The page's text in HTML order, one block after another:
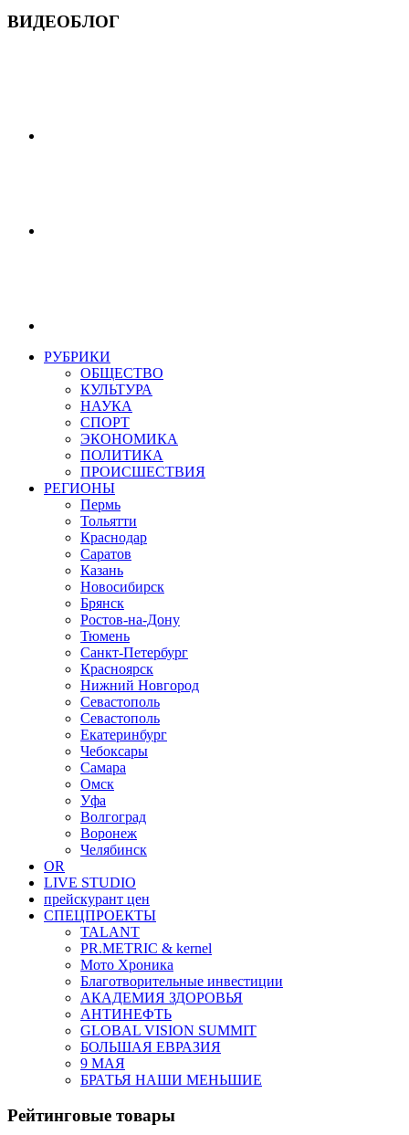
ВИДЕОБЛОГ
РУБРИКИ
ОБЩЕСТВО
КУЛЬТУРА
НАУКА
СПОРТ
ЭКОНОМИКА
ПОЛИТИКА
ПРОИСШЕСТВИЯ
РЕГИОНЫ
Пермь
Тольятти
Краснодар
Саратов
Казань
Новосибирск
Брянск
Ростов-на-Дону
Тюмень
Санкт-Петербург
Красноярск
Нижний Новгород
Севастополь
Севастополь
Екатеринбург
Чебоксары
Самара
Омск
Уфа
Волгоград
Воронеж
Челябинск
OR
LIVE STUDIO
прейскурант цен
СПЕЦПРОЕКТЫ
TALANT
PR.METRIC & kernel
Мото Хроника
Благотворительные инвестиции
АКАДЕМИЯ ЗДОРОВЬЯ
АНТИНЕФТЬ
GLOBAL VISION SUMMIT
БОЛЬШАЯ ЕВРАЗИЯ
9 МАЯ
БРАТЬЯ НАШИ МЕНЬШИЕ
Рейтинговые товары